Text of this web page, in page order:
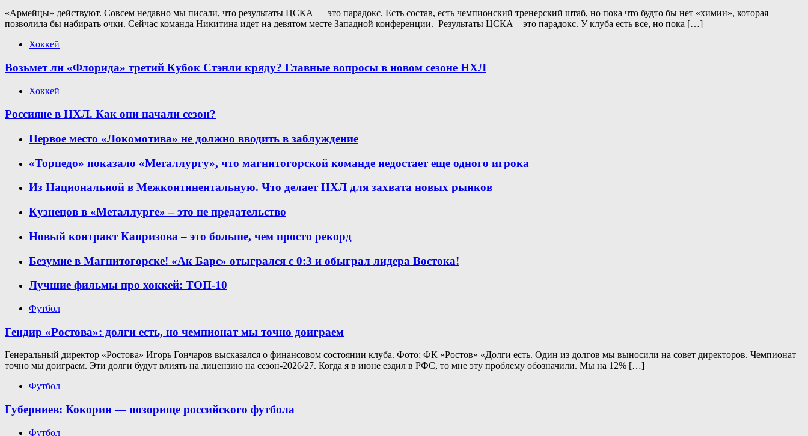
«Армейцы» действуют. Совсем недавно мы писали, что результаты ЦСКА — это парадокс. Есть состав, есть чемпионский тренерский штаб, но пока что будто бы нет «химии», которая
позволила бы набирать очки. Сейчас команда Никитина идет на девятом месте Западной конференции. Результаты ЦСКА – это парадокс. У клуба есть все, но пока […]
Хоккей
Возьмет ли «Флорида» третий Кубок Стэнли кряду? Главные вопросы в новом сезоне НХЛ
Хоккей
Россияне в НХЛ. Как они начали сезон?
Первое место «Локомотива» не должно вводить в заблуждение
«Торпедо» показало «Металлургу», что магнитогорской команде недостает еще одного игрока
Из Национальной в Межконтинентальную. Что делает НХЛ для захвата новых рынков
Кузнецов в «Металлурге» – это не предательство
Новый контракт Капризова – это больше, чем просто рекорд
Безумие в Магнитогорске! «Ак Барс» отыгрался с 0:3 и обыграл лидера Востока!
Лучшие фильмы про хоккей: ТОП-10
Футбол
Гендир «Ростова»: долги есть, но чемпионат мы точно доиграем
Генеральный директор «Ростова» Игорь Гончаров высказался о финансовом состоянии клуба. Фото: ФК «Ростов» «Долги есть. Один из долгов мы выносили на совет директоров. Чемпионат
точно мы доиграем. Эти долги будут влиять на лицензию на сезон-2026/27. Когда я в июне ездил в РФС, то мне эту проблему обозначили. Мы на 12% […]
Футбол
Губерниев: Кокорин — позорище российского футбола
Футбол